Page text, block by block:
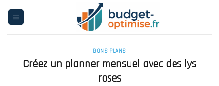
BONS PLANS
Créez un planner mensuel avec des lys
roses